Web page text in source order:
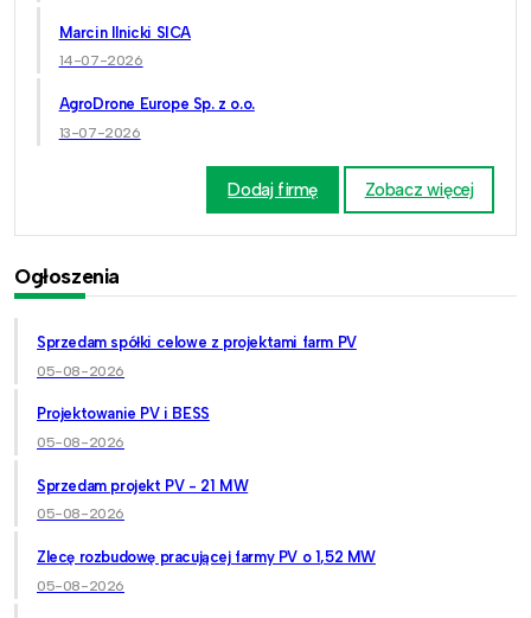
Marcin Ilnicki SICA
14-07-2026
AgroDrone Europe Sp. z o.o.
13-07-2026
Dodaj firmę Zobacz więcej
Ogłoszenia
Sprzedam spółki celowe z projektami farm PV
05-08-2026
Projektowanie PV i BESS
05-08-2026
Sprzedam projekt PV - 21 MW
05-08-2026
Zlecę rozbudowę pracującej farmy PV o 1,52 MW
05-08-2026